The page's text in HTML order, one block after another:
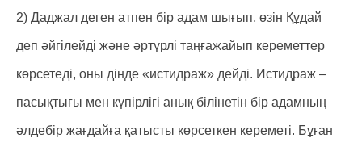
2) Даджал деген атпен бір адам шығып, өзін Құдай
деп әйгілейді және әртүрлі таңғажайып кереметтер
көрсетеді, оны дінде «истидраж» дейді. Истидраж –
пасықтығы мен күпірлігі анық білінетін бір адамның
әлдебір жағдайға қатысты көрсеткен кереметі. Бұған